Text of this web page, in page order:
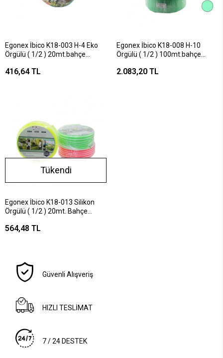
Egonex İbico K18-003 H-4 Eko
Örgülü ( 1/2 ) 20mt.bahçe
416,64 TL
Egonex İbico K18-008 H-10
Örgülü ( 1/2 ) 100mt.bahçe
2.083,20 TL
Tükendi
Egonex İbico K18-013 Silikon
Örgülü ( 1/2 ) 20mt. Bahçe
564,48 TL
Güvenli Alışveriş
HIZLI TESLİMAT
7 / 24 DESTEK